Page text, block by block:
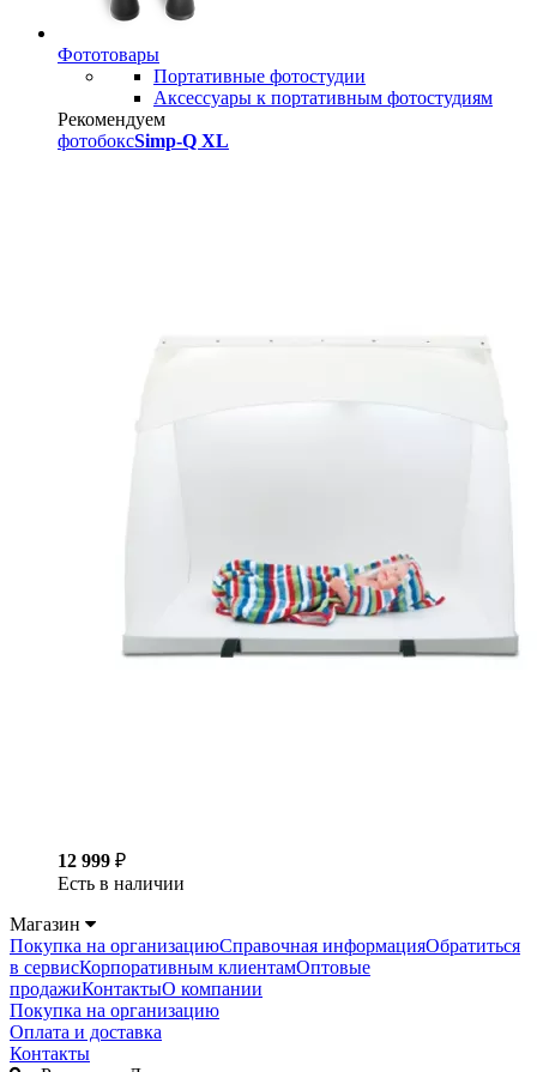
Фототовары
Портативные фотостудии
Аксессуары к портативным фотостудиям
Рекомендуем
фотобоксSimp-Q XL
12 999 ₽
Есть в наличии
Магазин
Покупка на организациюСправочная информацияОбратиться
в сервисКорпоративным клиентамОптовые
продажиКонтактыО компании
Покупка на организацию
Оплата и доставка
Контакты